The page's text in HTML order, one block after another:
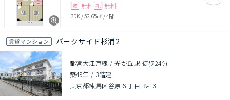
敷 無料 礼 無料
3DK /52.65㎡ /4階
賃貸マンション パークサイド杉浦2
都営大江戸線 / 光が丘駅 徒歩24分
築49年 / 3階建
東京都練馬区谷原６丁目18-13